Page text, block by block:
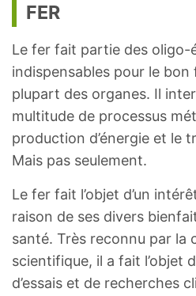
FER
Le fer fait partie des oligo-
indispensables pour le
plupart des organes. Il
multitude de processus
production d’énergie et le
Mais pas seulement.
Le fer fait l’objet d’un
raison de ses divers
santé. Très reconnu par la
scientifique, il a fait l’objet
d’essais et de recherches